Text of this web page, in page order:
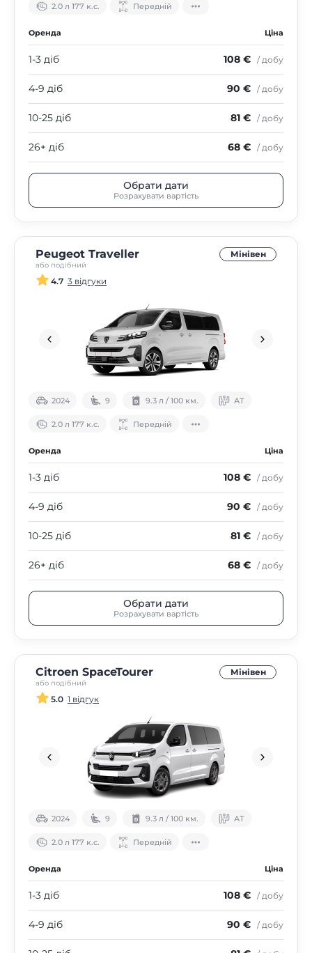
2.0 л 177 к.с. Передній
Оренда Ціна
1-3 діб 108 € / добу
4-9 діб 90 € / добу
10-25 діб 81 € / добу
26+ діб 68 € / добу
Обрати дати
Розрахувати вартість
Peugeot Traveller
або подібний
Мінівен
4.7 3 відгуки
2024 9 9.3 л / 100 км. АТ
2.0 л 177 к.с. Передній
Оренда Ціна
1-3 діб 108 € / добу
4-9 діб 90 € / добу
10-25 діб 81 € / добу
26+ діб 68 € / добу
Обрати дати
Розрахувати вартість
Citroen SpaceTourer
або подібний
Мінівен
5.0 1 відгук
2024 9 9.3 л / 100 км. АТ
2.0 л 177 к.с. Передній
Оренда Ціна
1-3 діб 108 € / добу
4-9 діб 90 € / добу